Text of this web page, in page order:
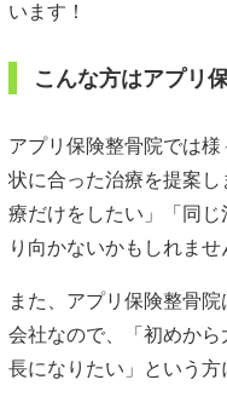
います！
こんな方はアプリ
アプリ保険整骨院では
状に合った治療を提案
療だけをしたい」「同
り向かないかもしれませ
また、アプリ保険整骨
会社なので、「初めか
長になりたい」という方